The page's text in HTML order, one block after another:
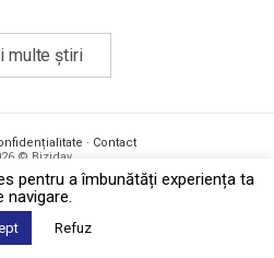
multe știri
· Contact
© Biziday
pentru a îmbunătăți experiența ta
navigare.
Refuz